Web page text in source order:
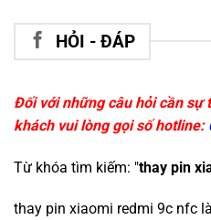
HỎI - ĐÁP
Đối với những câu hỏi cần sự
khách vui lòng gọi số hotline:
Từ khóa tìm kiếm: "thay pin
thay pin xiaomi redmi 9c nfc